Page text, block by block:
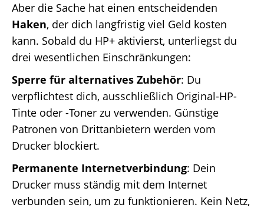
Aber die Sache hat einen entscheidenden
Haken, der dich langfristig viel Geld kosten
kann. Sobald du HP+ aktivierst, unterliegst du
drei wesentlichen Einschränkungen:
Sperre für alternatives Zubehör: Du
verpflichtest dich, ausschließlich Original-HP-
Tinte oder -Toner zu verwenden. Günstige
Patronen von Drittanbietern werden vom
Drucker blockiert.
Permanente Internetverbindung: Dein
Drucker muss ständig mit dem Internet
verbunden sein, um zu funktionieren. Kein Netz,